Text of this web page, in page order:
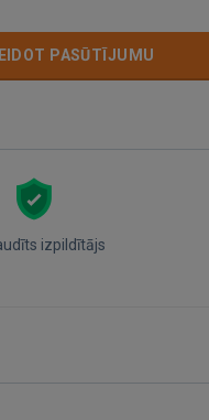
PASŪTĪJUMU
izpildītājs